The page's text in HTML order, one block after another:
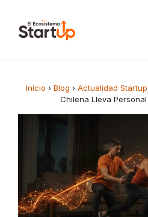
Inicio › Blog › Actualidad Startup
Chilena Lleva